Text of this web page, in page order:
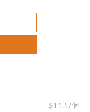
$11.5 /個